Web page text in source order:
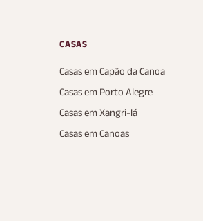
CASAS
Casas em Capão da Canoa
Casas em Porto Alegre
Casas em Xangri-lá
Casas em Canoas